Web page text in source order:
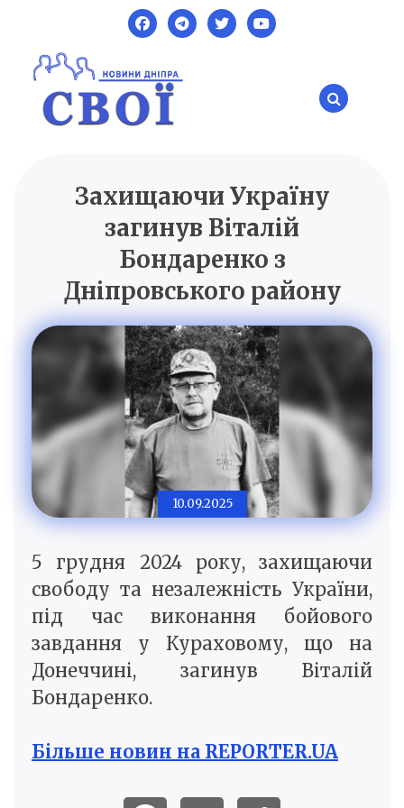
content
SVOI.DP.UA
Новини Дніпра
Захищаючи Україну
загинув Віталій
Бондаренко з
Дніпровського району
10.09.2025
5 грудня 2024 року, захищаючи
свободу та незалежність України,
під час виконання бойового
завдання у Кураховому, що на
Донеччині, загинув Віталій
Бондаренко.
Більше новин на REPORTER.UA